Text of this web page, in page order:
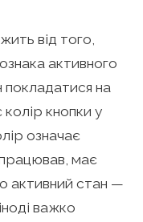
від того,
активного
на
кнопки у
означає
має
активний стан —
важко